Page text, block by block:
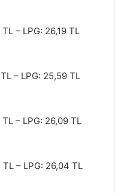
– LPG: 26,19 TL
– LPG: 25,59 TL
– LPG: 26,09 TL
– LPG: 26,04 TL